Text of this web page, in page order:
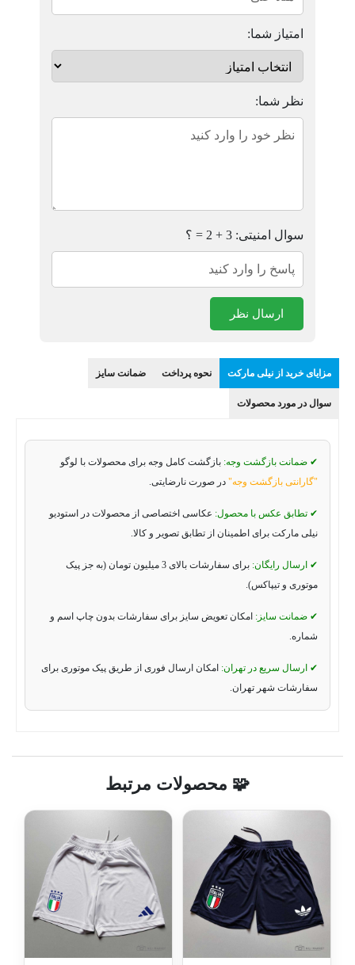
امتیاز شما:
نظر شما:
سوال امنیتی: 3 + 2 = ؟
ارسال نظر
مزایای خرید از نیلی مارکت نحوه پرداخت ضمانت سایز
سوال در مورد محصولات
✔ ضمانت بازگشت وجه: بازگشت کامل وجه برای محصولات با لوگو
"گارانتی بازگشت وجه" در صورت نارضایتی.
✔ تطابق عکس با محصول: عکاسی اختصاصی از محصولات در استودیو
نیلی مارکت برای اطمینان از تطابق تصویر و کالا.
✔ ارسال رایگان:
برای سفارشات بالای 3 میلیون تومان (به جز پیک
موتوری و تیپاکس).
✔ ضمانت سایز: امکان تعویض سایز برای سفارشات بدون چاپ اسم و
شماره.
✔ ارسال سریع در تهران: امکان ارسال فوری از طریق پیک موتوری برای
سفارشات شهر تهران.
🧩 محصولات مرتبط